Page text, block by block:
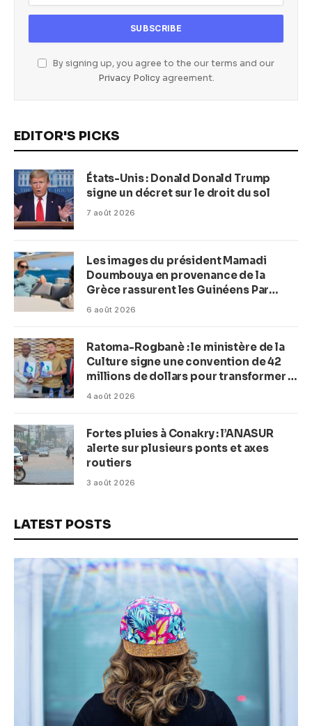
By signing up, you agree to the our terms and our
Privacy Policyagreement.
EDITOR'S PICKS
États-Unis : Donald Donald Trump
signe un décret sur le droit du sol
7 août 2026
Les images du président Mamadi
Doumbouya en provenance de la
Grèce rassurent les Guinéens Par
(Macka Baldé)
6 août 2026
Ratoma-Rogbanè : le ministère de la
Culture signe une convention de 42
millions de dollars pour transformer la
plage en complexe balnéaire
4 août 2026
Fortes pluies à Conakry : l’ANASUR
alerte sur plusieurs ponts et axes
routiers
3 août 2026
LATEST POSTS